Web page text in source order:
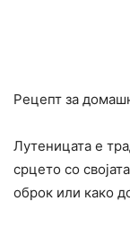
Рецепт за
Лутеницата е
срцето со
оброк или како